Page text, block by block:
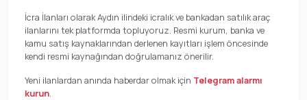
İcra İlanları olarak Aydın ilindeki icralık ve bankadan satılık araç
ilanlarını tek platformda topluyoruz. Resmi kurum, banka ve
kamu satış kaynaklarından derlenen kayıtları işlem öncesinde
kendi resmi kaynağından doğrulamanız önerilir.
Yeni ilanlardan anında haberdar olmak için Telegram alarmı
kurun.